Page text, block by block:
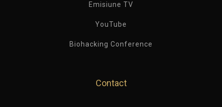
Emisiune TV
YouTube
Biohacking Conference
Contact